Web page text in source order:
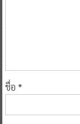
ชื่อ *